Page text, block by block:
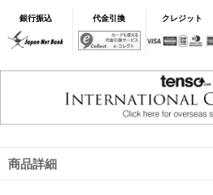
銀行振込 代金引換 クレジット
商品詳細